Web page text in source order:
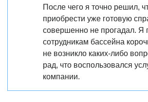
После чего я точно решил,
приобрести уже готовую
совершенно не прогадал. Я
сотрудникам бассейна
не возникло каких-либо
рад, что воспользовался
компании.